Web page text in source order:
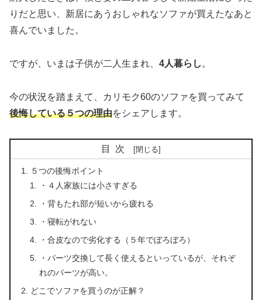
りだと思い、新居にあうおしゃれなソファが買えたなあと
喜んでいました。
ですが、いまは子供が二人生まれ、 4人暮らし 。
今の状況を踏まえて、カリモク60のソファを買ってみて
後悔している５つの理由をシェアします。
目次
５つの後悔ポイント
・４人家族には小さすぎる
・背もたれ部が短いから疲れる
・寝転がれない
・合皮なので劣化する（５年でぼろぼろ）
・パーツ交換して長く使えるといっているが、それぞ
れのパーツが高い。
どこでソファを買うのが正解？